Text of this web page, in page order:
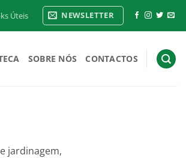
Úteis NEWSLETTER
SOBRE NÓS CONTACTOS
jardinagem,